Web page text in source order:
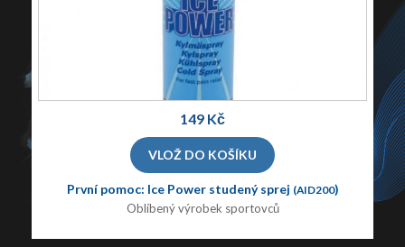
149 Kč
První pomoc: Ice Power studený sprej (AID200)
Oblíbený výrobek sportovců